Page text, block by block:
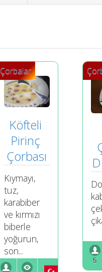
Köfteli
Pirinç
Çorbası
Kıymayı,
tuz,
karabiber
ve kırmızı
biberle
yoğurun,
son...
Çorbalar
5